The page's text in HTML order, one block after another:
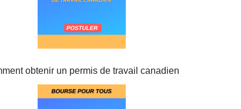
obtenir un permis de travail canadien